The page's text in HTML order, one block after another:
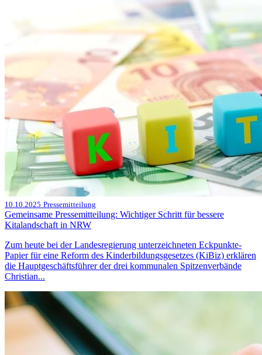
10.10.2025 Pressemitteilung
Gemeinsame Pressemitteilung: Wichtiger Schritt für bessere
Kitalandschaft in NRW
Zum heute bei der Landesregierung unterzeichneten Eckpunkte-
Papier für eine Reform des Kinderbildungsgesetzes (KiBiz) erklären
die Hauptgeschäftsführer der drei kommunalen Spitzenverbände
Christian...